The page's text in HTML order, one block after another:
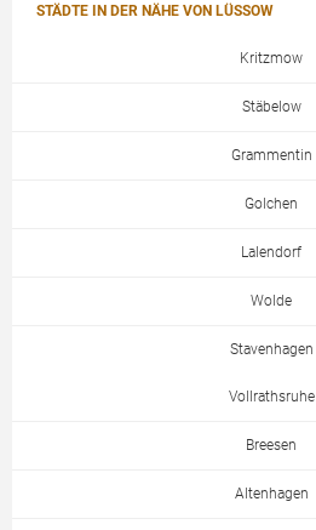
STÄDTE IN DER NÄHE VON LÜSSOW
Kritzmow
Stäbelow
Grammentin
Golchen
Lalendorf
Wolde
Stavenhagen
Vollrathsruhe
Breesen
Altenhagen